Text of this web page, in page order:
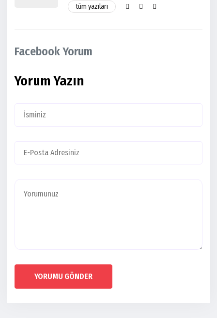
tüm yazıları
Facebook Yorum
Yorum Yazın
YORUMU GÖNDER